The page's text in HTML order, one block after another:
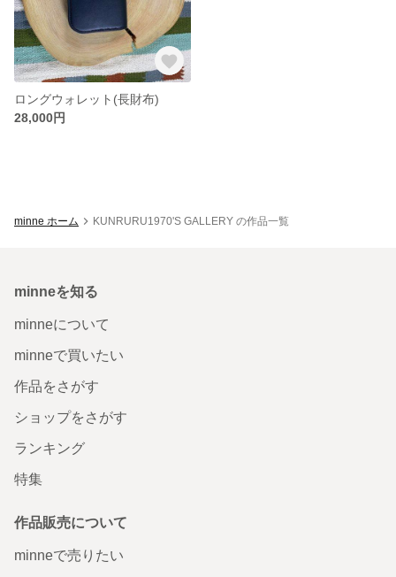
ロングウォレット(長財布)
28,000円
minne ホーム KUNRURU1970'S GALLERY の作品一覧
minneを知る
minneについて
minneで買いたい
作品をさがす
ショップをさがす
ランキング
特集
作品販売について
minneで売りたい